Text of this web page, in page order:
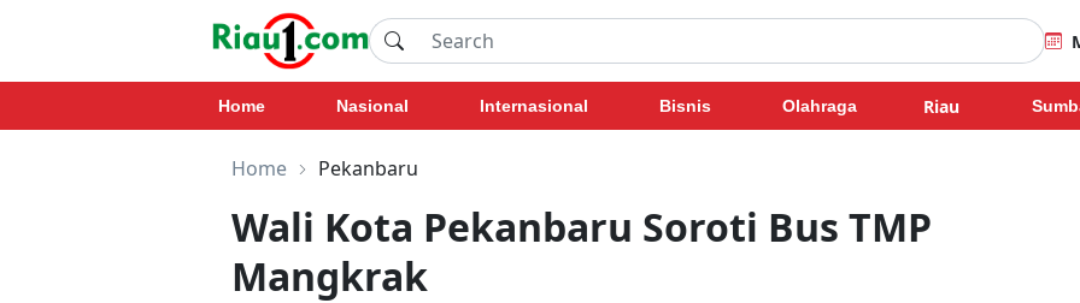
Home Nasional Internasional Bisnis Olahraga Riau
Home Pekanbaru
Wali Kota Pekanbaru Soroti Bus TMP
Mangkrak